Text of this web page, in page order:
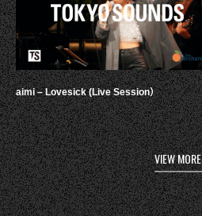
aimi – Lovesick (Live Session）
VIEW MORE